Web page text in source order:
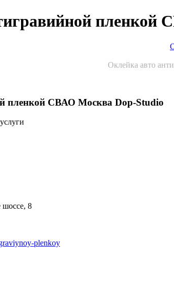
Оклейка авто
пленкой СВАО Москва Dop-Studio
шоссе, 8
plenkoy